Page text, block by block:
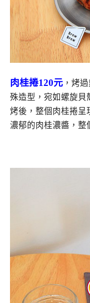
肉桂捲120元 ，烤
殊造型，宛如螺旋貝
烤後，整個肉桂捲呈
濃郁的肉桂濃醬，整